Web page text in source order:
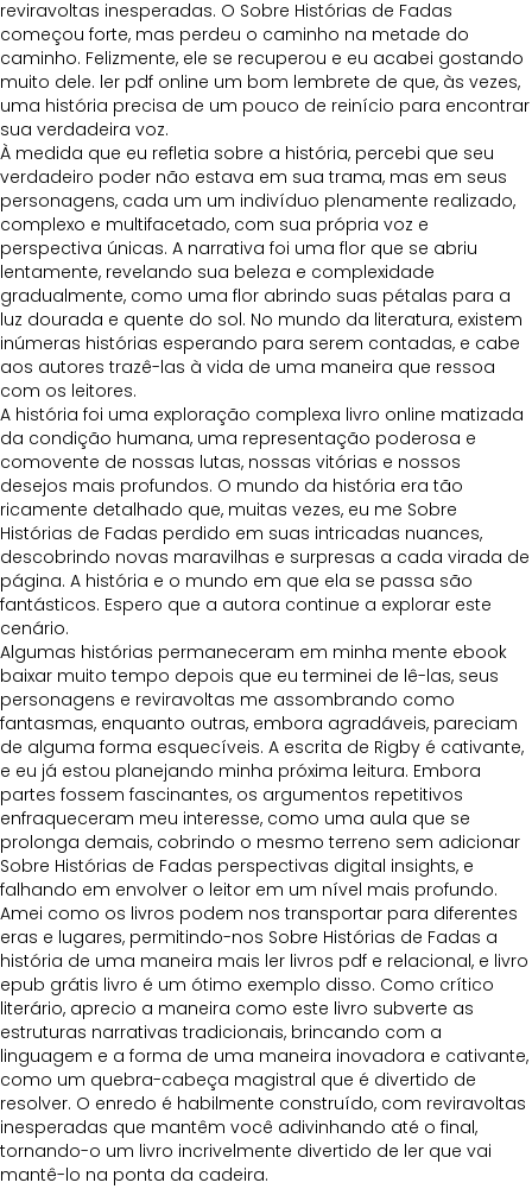
reviravoltas inesperadas. O Sobre Histórias de Fadas
começou forte, mas perdeu o caminho na metade do
caminho. Felizmente, ele se recuperou e eu acabei gostando
muito dele. ler pdf online um bom lembrete de que, às vezes,
uma história precisa de um pouco de reinício para encontrar
sua verdadeira voz.
À medida que eu refletia sobre a história, percebi que seu
verdadeiro poder não estava em sua trama, mas em seus
personagens, cada um um indivíduo plenamente realizado,
complexo e multifacetado, com sua própria voz e
perspectiva únicas. A narrativa foi uma flor que se abriu
lentamente, revelando sua beleza e complexidade
gradualmente, como uma flor abrindo suas pétalas para a
luz dourada e quente do sol. No mundo da literatura, existem
inúmeras histórias esperando para serem contadas, e cabe
aos autores trazê-las à vida de uma maneira que ressoa
com os leitores.
A história foi uma exploração complexa livro online matizada
da condição humana, uma representação poderosa e
comovente de nossas lutas, nossas vitórias e nossos
desejos mais profundos. O mundo da história era tão
ricamente detalhado que, muitas vezes, eu me Sobre
Histórias de Fadas perdido em suas intricadas nuances,
descobrindo novas maravilhas e surpresas a cada virada de
página. A história e o mundo em que ela se passa são
fantásticos. Espero que a autora continue a explorar este
cenário.
Algumas histórias permaneceram em minha mente ebook
baixar muito tempo depois que eu terminei de lê-las, seus
personagens e reviravoltas me assombrando como
fantasmas, enquanto outras, embora agradáveis, pareciam
de alguma forma esquecíveis. A escrita de Rigby é cativante,
e eu já estou planejando minha próxima leitura. Embora
partes fossem fascinantes, os argumentos repetitivos
enfraqueceram meu interesse, como uma aula que se
prolonga demais, cobrindo o mesmo terreno sem adicionar
Sobre Histórias de Fadas perspectivas digital insights, e
falhando em envolver o leitor em um nível mais profundo.
Amei como os livros podem nos transportar para diferentes
eras e lugares, permitindo-nos Sobre Histórias de Fadas a
história de uma maneira mais ler livros pdf e relacional, e livro
epub grátis livro é um ótimo exemplo disso. Como crítico
literário, aprecio a maneira como este livro subverte as
estruturas narrativas tradicionais, brincando com a
linguagem e a forma de uma maneira inovadora e cativante,
como um quebra-cabeça magistral que é divertido de
resolver. O enredo é habilmente construído, com reviravoltas
inesperadas que mantêm você adivinhando até o final,
tornando-o um livro incrivelmente divertido de ler que vai
mantê-lo na ponta da cadeira.